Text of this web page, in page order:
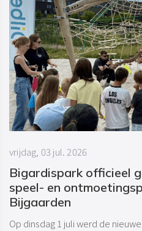
Bigardispark officieel
speel- en
Bijgaarden
vrijdag, 03 jul. 2026
Op dinsdag 1 juli werd de